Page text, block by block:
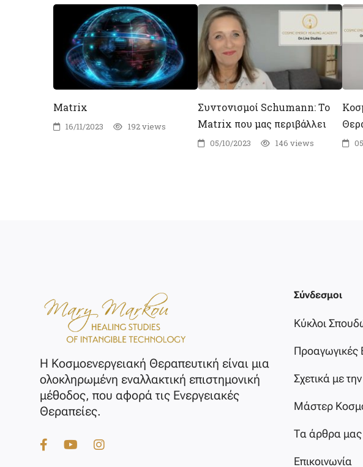
Matrix
16/11/2023 192 views
Συντονισμοί Schumann: Το
Matrix που μας περιβάλλει
05/10/2023 146 views
Η Κοσμοενεργειακή Θεραπευτική είναι μια
ολοκληρωμένη εναλλακτική επιστημονική
μέθοδος, που αφορά τις Ενεργειακές
Θεραπείες.
Σύνδεσμοι
Κύκλοι
Προαγωγικές
Σχετικά με
Μάστερ
Τα άρθρα μας
Επικοινωνία